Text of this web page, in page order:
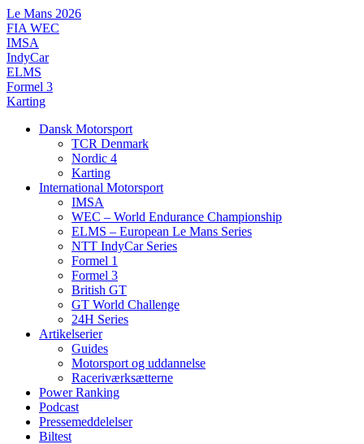
Videre
til
indhold
Le Mans 2026
FIA WEC
IMSA
IndyCar
ELMS
Formel 3
Karting
Dansk Motorsport
TCR Denmark
Nordic 4
Karting
International Motorsport
IMSA
WEC – World Endurance Championship
ELMS – European Le Mans Series
NTT IndyCar Series
Formel 1
Formel 3
British GT
GT World Challenge
24H Series
Artikelserier
Guides
Motorsport og uddannelse
Raceriværksætterne
Power Ranking
Podcast
Pressemeddelelser
Biltest